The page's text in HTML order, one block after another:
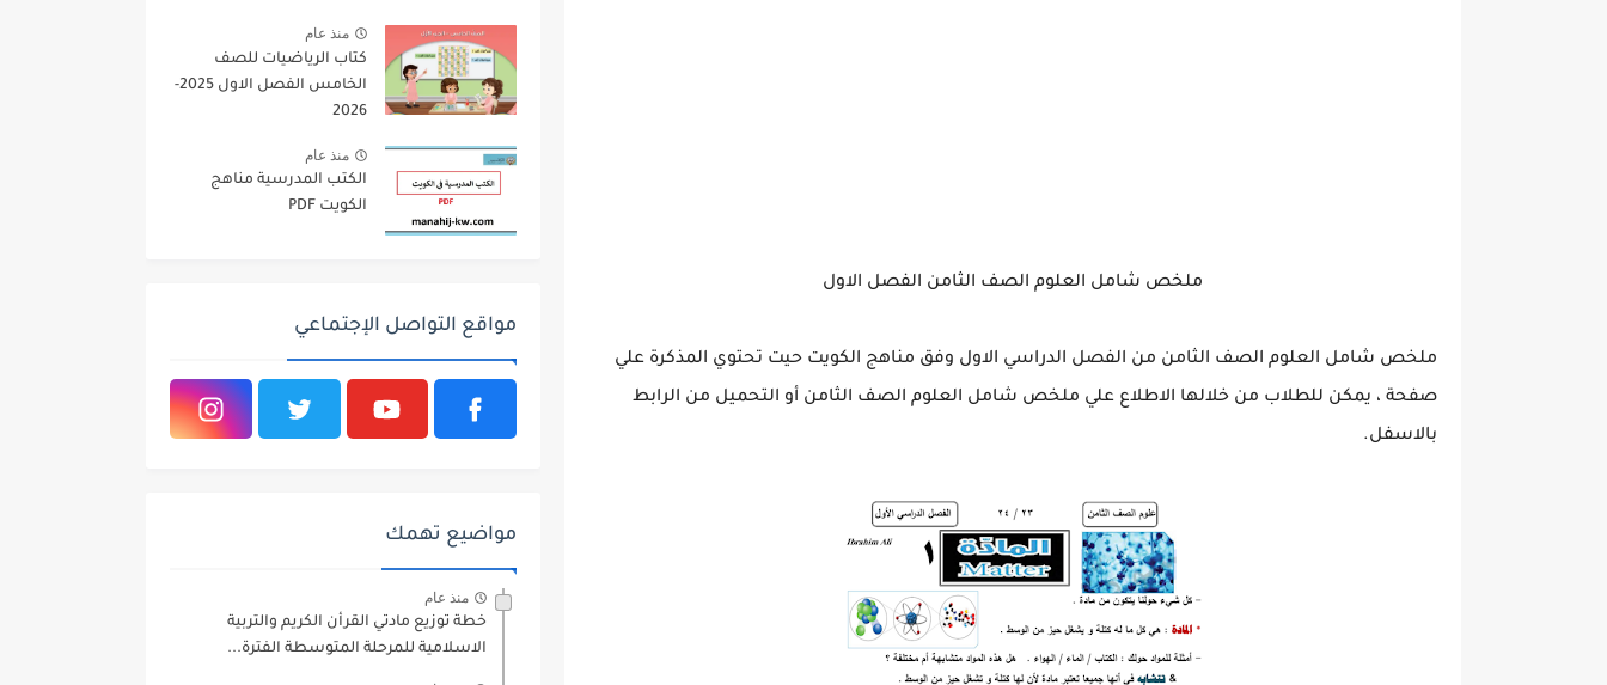
ملخص شامل العلوم الصف الثامن الفصل الاول
ملخص شامل العلوم الصف الثامن من الفصل الدراسي الاول وفق مناهج الكويت حيت تحتوي المذكرة علي
صفحة ، يمكن للطلاب من خلالها الاطلاع علي ملخص شامل العلوم الصف الثامن أو التحميل من الرابط
بالاسفل.
منذ عام
كتاب الرياضيات للصف
الخامس الفصل الاول 2025-
2026
منذ عام
الكتب المدرسية مناهج
الكويت PDF
مواقع التواصل الإجتماعي
مواضيع تهمك
منذ عام
خطة توزيع مادتي القرأن الكريم والتربية
الاسلامية للمرحلة المتوسطة الفترة...